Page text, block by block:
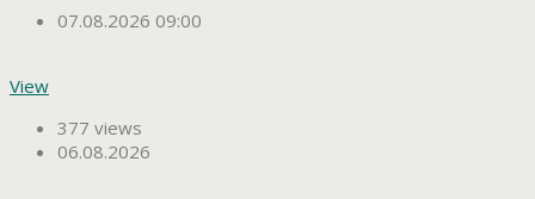
07.08.2026 09:00
View
377 views
06.08.2026